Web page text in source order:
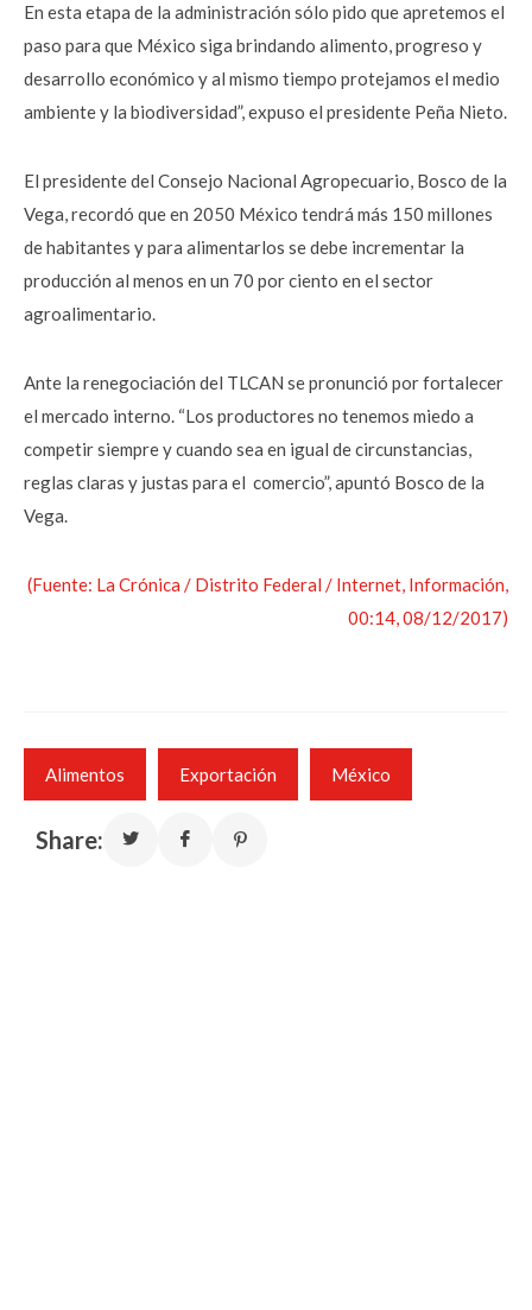
En esta etapa de la administración sólo pido que apretemos el
paso para que México siga brindando alimento, progreso y
desarrollo económico y al mismo tiempo protejamos el medio
ambiente y la biodiversidad”, expuso el presidente Peña Nieto.
El presidente del Consejo Nacional Agropecuario, Bosco de la
Vega, recordó que en 2050 México tendrá más 150 millones
de habitantes y para alimentarlos se debe incrementar la
producción al menos en un 70 por ciento en el sector
agroalimentario.
Ante la renegociación del TLCAN se pronunció por fortalecer
el mercado interno. “Los productores no tenemos miedo a
competir siempre y cuando sea en igual de circunstancias,
reglas claras y justas para el comercio”, apuntó Bosco de la
Vega.
(Fuente: La Crónica / Distrito Federal / Internet, Información,
00:14, 08/12/2017)
Alimentos Exportación México
Share: